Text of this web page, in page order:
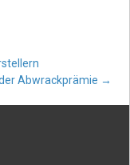
Abwrackprämie →